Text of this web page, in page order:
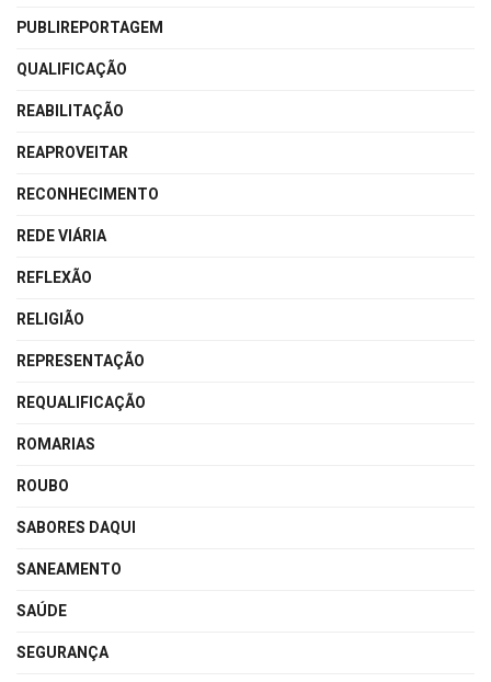
PUBLIREPORTAGEM
QUALIFICAÇÃO
REABILITAÇÃO
REAPROVEITAR
RECONHECIMENTO
REDE VIÁRIA
REFLEXÃO
RELIGIÃO
REPRESENTAÇÃO
REQUALIFICAÇÃO
ROMARIAS
ROUBO
SABORES DAQUI
SANEAMENTO
SAÚDE
SEGURANÇA